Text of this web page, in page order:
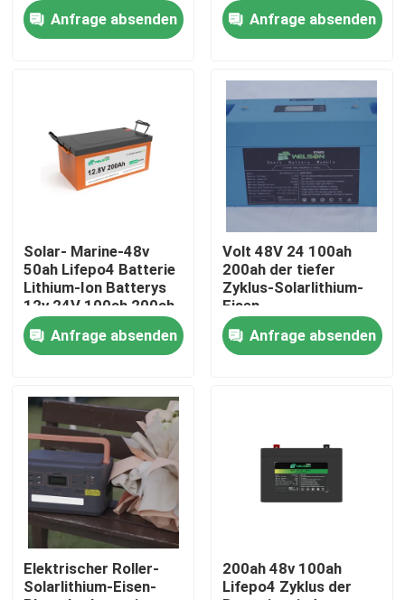
Produkte
Über uns
Fabrik-Ausflug
Qualitätskontrolle
Fordern Sie ein Zitat
Zelle der Batterie lifepo4
Batterie 3.2v Lifepo4
12V lifepo4 Batterie
3000
Anfrage absenden
100ah 200ah 300ah
Anfrage absenden
Solar- Marine-48v
50ah Lifepo4 Batterie
Lithium-Ion Batterys
12v 24V 100ah 200ah
300ah RV
Anfrage absenden
Volt 48V 24 100ah
200ah der tiefer
Zyklus-Solarlithium-
Eisen-
Phosphatbatterie-
18650Anfrage absenden
Elektrischer Roller-
Solarlithium-Eisen-
200ah 48v 100ah
Lifepo4 Zyklus der